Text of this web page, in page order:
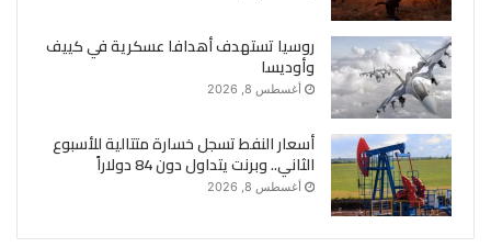
روسيا تستهدف أهدافا عسكرية في كييف
وأوديسا
أغسطس 8, 2026
أسعار النفط تسجل خسارة متتالية للأسبوع
الثاني.. وبرنت يتداول دون 84 دولاراً
أغسطس 8, 2026